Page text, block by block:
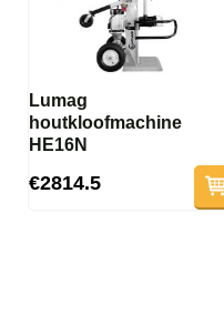
Lumag
houtkloofmachine
HE16N
€2814.5